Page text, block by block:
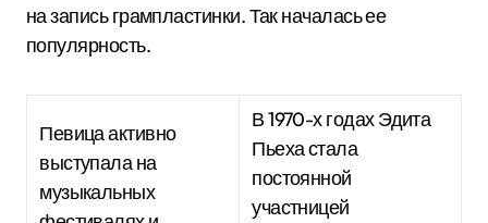
на запись грампластинки. Так началась ее
популярность.
Певица активно
выступала на
музыкальных
В 1970-х годах Эдита
Пьеха стала
постоянной
участницей